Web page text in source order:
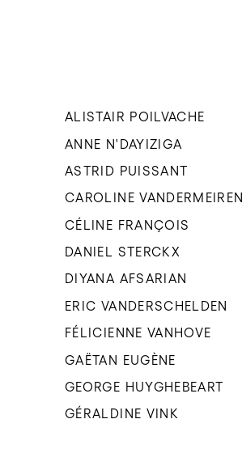
ALISTAIR POILVACHE
ANNE N'DAYIZIGA
ASTRID PUISSANT
CAROLINE VANDERMEIREN
CÉLINE FRANÇOIS
DANIEL STERCKX
DIYANA AFSARIAN
ERIC VANDERSCHELDEN
FÉLICIENNE VANHOVE
GAËTAN EUGÈNE
GEORGE HUYGHEBEART
GÉRALDINE VINK